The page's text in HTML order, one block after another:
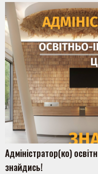
Адміністратор(ко)
знайдись!